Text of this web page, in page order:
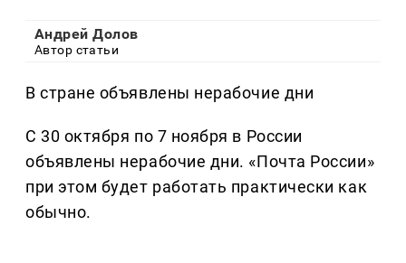
Андрей Долов
Автор статьи
В стране объявлены нерабочие дни
С 30 октября по 7 ноября в России
объявлены нерабочие дни. «Почта России»
при этом будет работать практически как
обычно.